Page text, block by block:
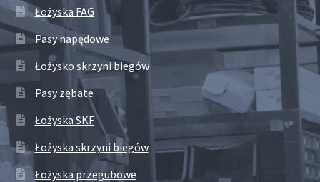
Łożyska FAG
Pasy napędowe
Łożysko skrzyni biegów
Pasy zębate
Łożyska SKF
Łożyska skrzyni biegów
Łożyska przegubowe